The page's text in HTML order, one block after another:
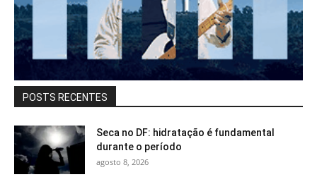
POSTS RECENTES
Seca no DF: hidratação é fundamental
durante o período
agosto 8, 2026